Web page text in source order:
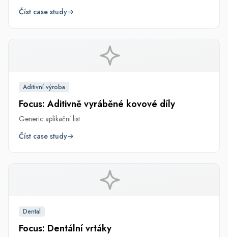
Číst case study→
Aditivní výroba
Focus: Aditivně vyráběné kovové díly
Generic aplikační list
Číst case study→
Dental
Focus: Dentální vrtáky